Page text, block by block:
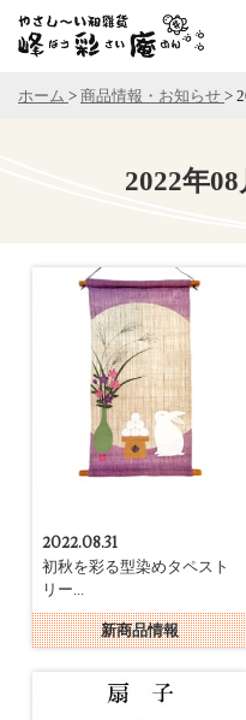
ホーム > 商品情報・お知らせ >
2022年
2022.08.31
初秋を彩る型染めタペスト
リー...
新商品情報